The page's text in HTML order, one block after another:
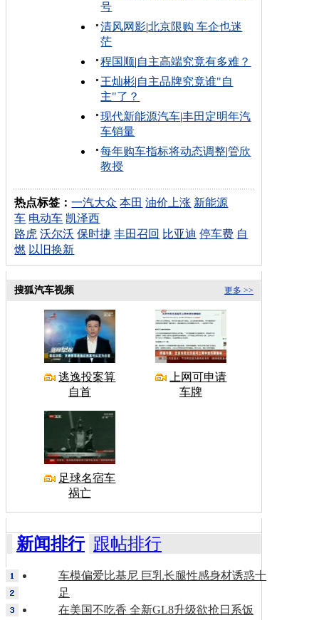
号
清风网影|北京限购 车企也迷
茫
程国顺|自主高端究竟有多难？
王灿彬|自主品牌究竟谁"自
主"了？
现代新能源汽车|丰田定明年汽
车销量
每年购车指标将动态调整|管欣
教授
热点标签：一汽大众 本田 油价上涨 新能源
车 电动车 凯泽西
路虎 沃尔沃 保时捷 丰田召回 比亚迪 停车费 自
燃 以旧换新
更多 >>
搜狐汽车视频
逃逸投案算
自首
上网可申请
车牌
足球名宿车
祸亡
新闻排行 跟帖排行
车模偏爱比基尼 巨乳长腿性感身材诱惑十
足
在美国不吃香 全新GL8升级欲抢日系饭